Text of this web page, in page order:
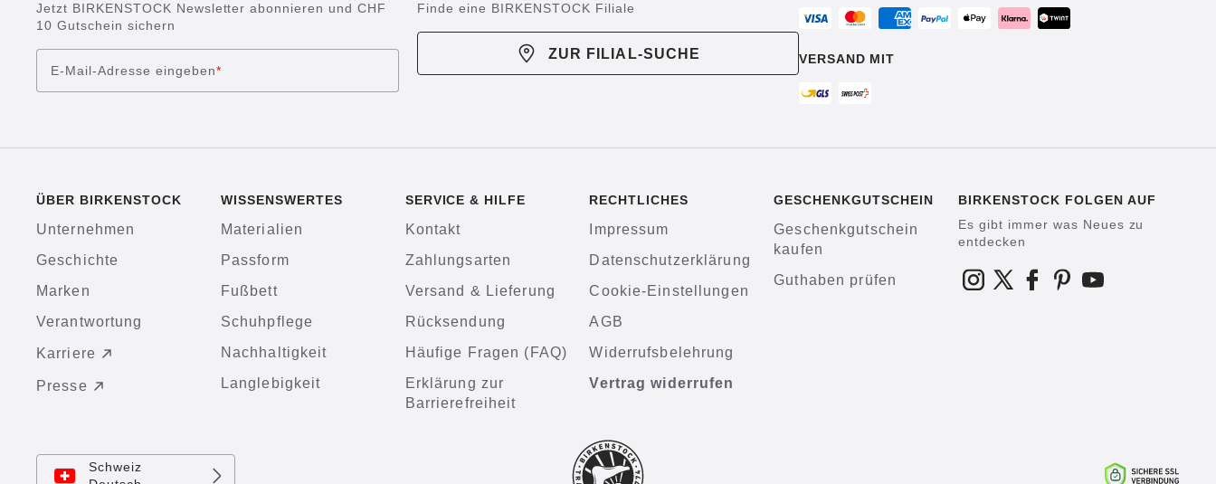
Jetzt BIRKENSTOCK Newsletter abonnieren und CHF
10 Gutschein sichern
E-Mail-Adresse eingeben*
Finde eine BIRKENSTOCK Filiale
ZUR FILIAL-SUCHE VERSAND MIT
ÜBER BIRKENSTOCK
Unternehmen
Geschichte
Marken
Verantwortung
Karriere
Presse
WISSENSWERTES
Materialien
Passform
Fußbett
Schuhpflege
Nachhaltigkeit
Langlebigkeit
SERVICE & HILFE
Kontakt
Zahlungsarten
Versand & Lieferung
Rücksendung
Häufige Fragen (FAQ)
Erklärung zur
Barrierefreiheit
RECHTLICHES
Impressum
Datenschutzerklärung
Cookie-Einstellungen
AGB
Widerrufsbelehrung
Vertrag widerrufen
GESCHENKGUTSCHEIN
Geschenkgutschein
kaufen
Guthaben prüfen
BIRKENSTOCK FOLGEN AUF
Es gibt immer was Neues zu
entdecken
Schweiz